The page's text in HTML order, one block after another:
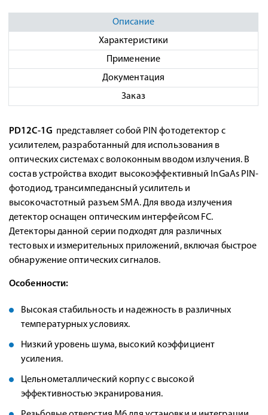
Описание
Характеристики
Применение
Документация
Заказ
PD12C-1G представляет собой PIN фотодетектор с
усилителем, разработанный для использования в
оптических системах с волоконным вводом излучения. В
состав устройства входит высокоэффективный InGaAs PIN-
фотодиод, трансимпедансный усилитель и
высокочастотный разъем SMA. Для ввода излучения
детектор оснащен оптическим интерфейсом FC.
Детекторы данной серии подходят для различных
тестовых и измерительных приложений, включая быстрое
обнаружение оптических сигналов.
Особенности:
Высокая стабильность и надежность в различных
температурных условиях.
Низкий уровень шума, высокий коэффициент
усиления.
Цельнометаллический корпус с высокой
эффективностью экранирования.